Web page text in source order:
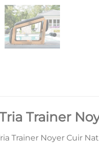
Trainer
Trainer Noyer Cuir